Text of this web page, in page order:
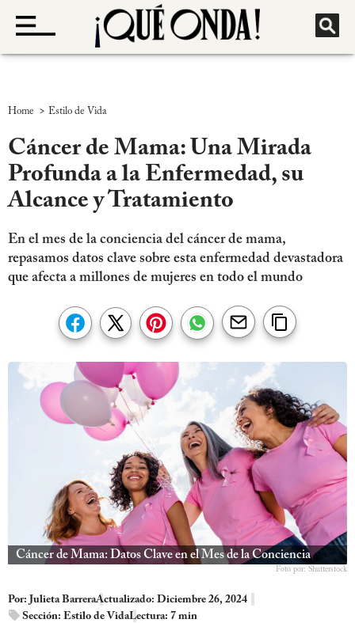
Home > Estilo de Vida
Cáncer de Mama: Una Mirada
Profunda a la Enfermedad, su
Alcance y Tratamiento
En el mes de la conciencia del cáncer de mama,
repasamos datos clave sobre esta enfermedad devastadora
que afecta a millones de mujeres en todo el mundo
Cáncer de Mama: Datos Clave en el Mes de la Conciencia
Foto por: Shutterstock
Por: Julieta BarreraActualizado: Diciembre 26, 2024
Sección: Estilo de VidaLectura: 7 min